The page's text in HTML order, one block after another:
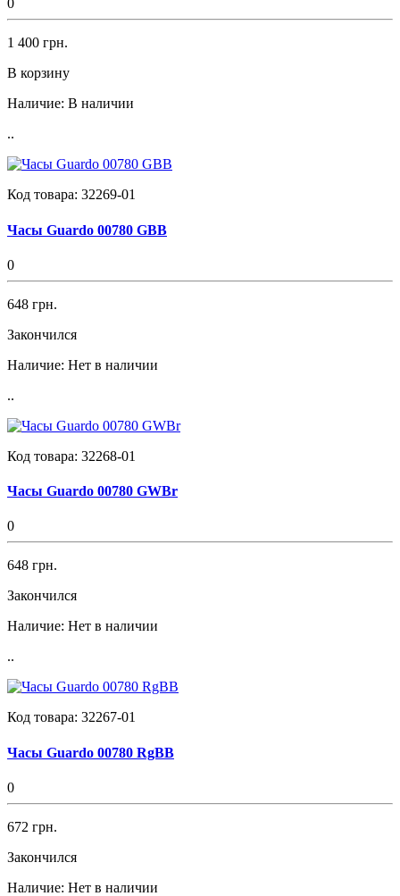
0
1 400 грн.
В корзину
Наличие: В наличии
..
Код товара: 32269-01
Часы Guardo 00780 GBB
0
648 грн.
Закончился
Наличие: Нет в наличии
..
Код товара: 32268-01
Часы Guardo 00780 GWBr
0
648 грн.
Закончился
Наличие: Нет в наличии
..
Код товара: 32267-01
Часы Guardo 00780 RgBB
0
672 грн.
Закончился
Наличие: Нет в наличии